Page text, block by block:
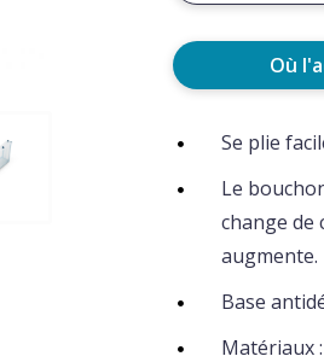
Où
Se plie
Le
change de
augmente.
Base
Matériaux